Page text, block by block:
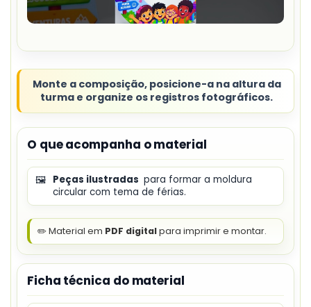
Monte a composição, posicione-a na altura da
turma e organize os registros fotográficos.
O que acompanha o material
🖼️ Peças ilustradas para formar a moldura
circular com tema de férias.
✏️ Material em PDF digitalpara imprimir e montar.
Ficha técnica do material